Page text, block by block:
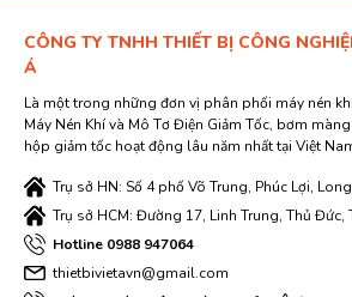
CÔNG TY TNHH THIẾT BỊ CÔNG
Á
Là một trong những đơn vị phân phối máy nén
Máy Nén Khí và Mô Tơ Điện Giảm Tốc, bơm
hộp giảm tốc hoạt động lâu năm nhất tại Việt
Trụ sở HN: Số 4 phố Võ Trung, Phúc Lợi,
Trụ sở HCM: Đường 17, Linh Trung, Thủ Đức,
Hotline 0988 947064
thietbivietavn@gmail.com